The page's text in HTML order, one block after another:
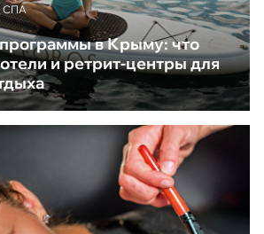
СПА
в Крыму: что
и ретрит-центры для